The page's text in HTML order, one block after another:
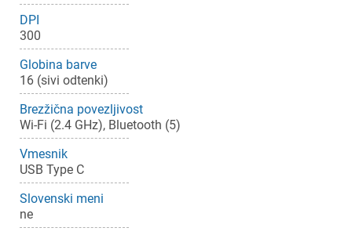
DPI
300
Globina barve
16 (sivi odtenki)
Brezžična povezljivost
Wi-Fi (2.4 GHz), Bluetooth (5)
Vmesnik
USB Type C
Slovenski meni
ne
Prijava
Prekliči